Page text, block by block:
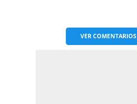
VERCOMENTARIOS